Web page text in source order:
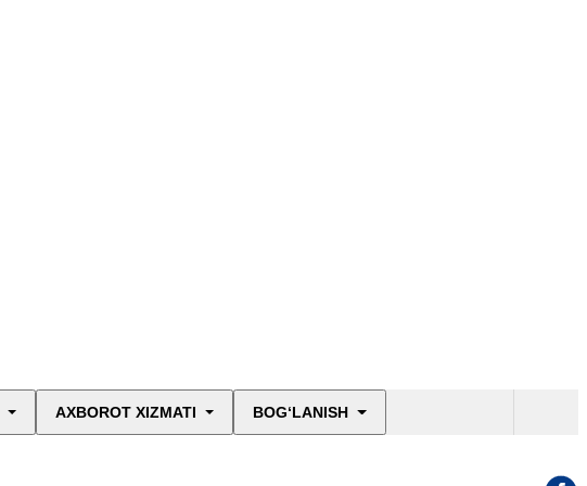
AXBOROT XIZMATI BOG‘LANISH